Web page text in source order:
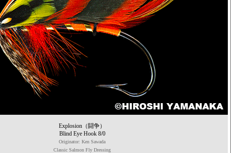
Explosion（闘争）
Blind Eye Hook 8/0
Originator: Ken Sawada
Classic Salmon Fly Dressing